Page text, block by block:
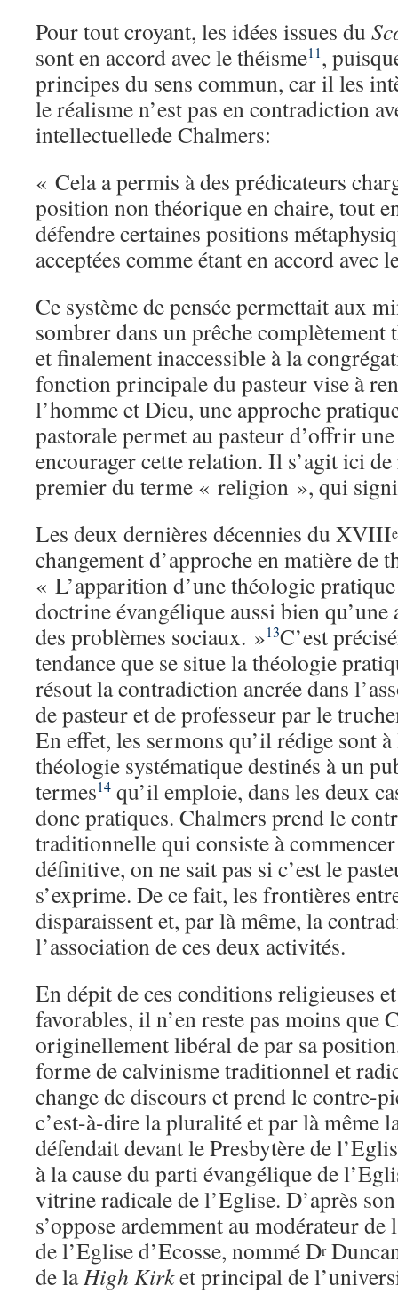
Pour tout croyant, les idées issues du
sont en accord avec le théisme11,
principes du sens commun, car il les
le réalisme n’est pas en contradiction
intellectuellede Chalmers:
« Cela a permis à des prédicateurs
position non théorique en chaire, tout
défendre certaines positions
acceptées comme étant en accord avec
Ce système de pensée permettait aux
sombrer dans un prêche
et finalement inaccessible à la
fonction principale du pasteur vise à
l’homme et Dieu, une approche
pastorale permet au pasteur d’offrir
encourager cette relation. Il s’agit ici de
premier du terme « religion », qui
Les deux dernières décennies du XVIIIe
changement d’approche en matière de
« L’apparition d’une théologie
doctrine évangélique aussi bien
des problèmes sociaux. »13C’est
tendance que se situe la théologie
résout la contradiction ancrée dans
de pasteur et de professeur par le
En effet, les sermons qu’il rédige sont
théologie systématique destinés à un
termes14 qu’il emploie, dans les deux
donc pratiques. Chalmers prend le
traditionnelle qui consiste à
définitive, on ne sait pas si c’est le
s’exprime. De ce fait, les frontières
disparaissent et, par là même, la
l’association de ces deux activités.
En dépit de ces conditions religieuses
favorables, il n’en reste pas moins que
originellement libéral de par sa
forme de calvinisme traditionnel et
change de discours et prend le contre-
c’est-à-dire la pluralité et par là même
défendait devant le Presbytère de
à la cause du parti évangélique de
vitrine radicale de l’Eglise. D’après
s’oppose ardemment au modérateur de
de l’Eglise d’Ecosse, nommé Dr
de laHigh Kirket principal de